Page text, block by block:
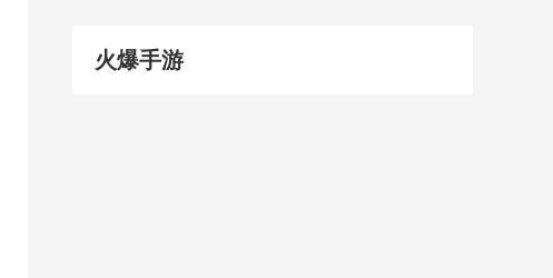
火爆手游